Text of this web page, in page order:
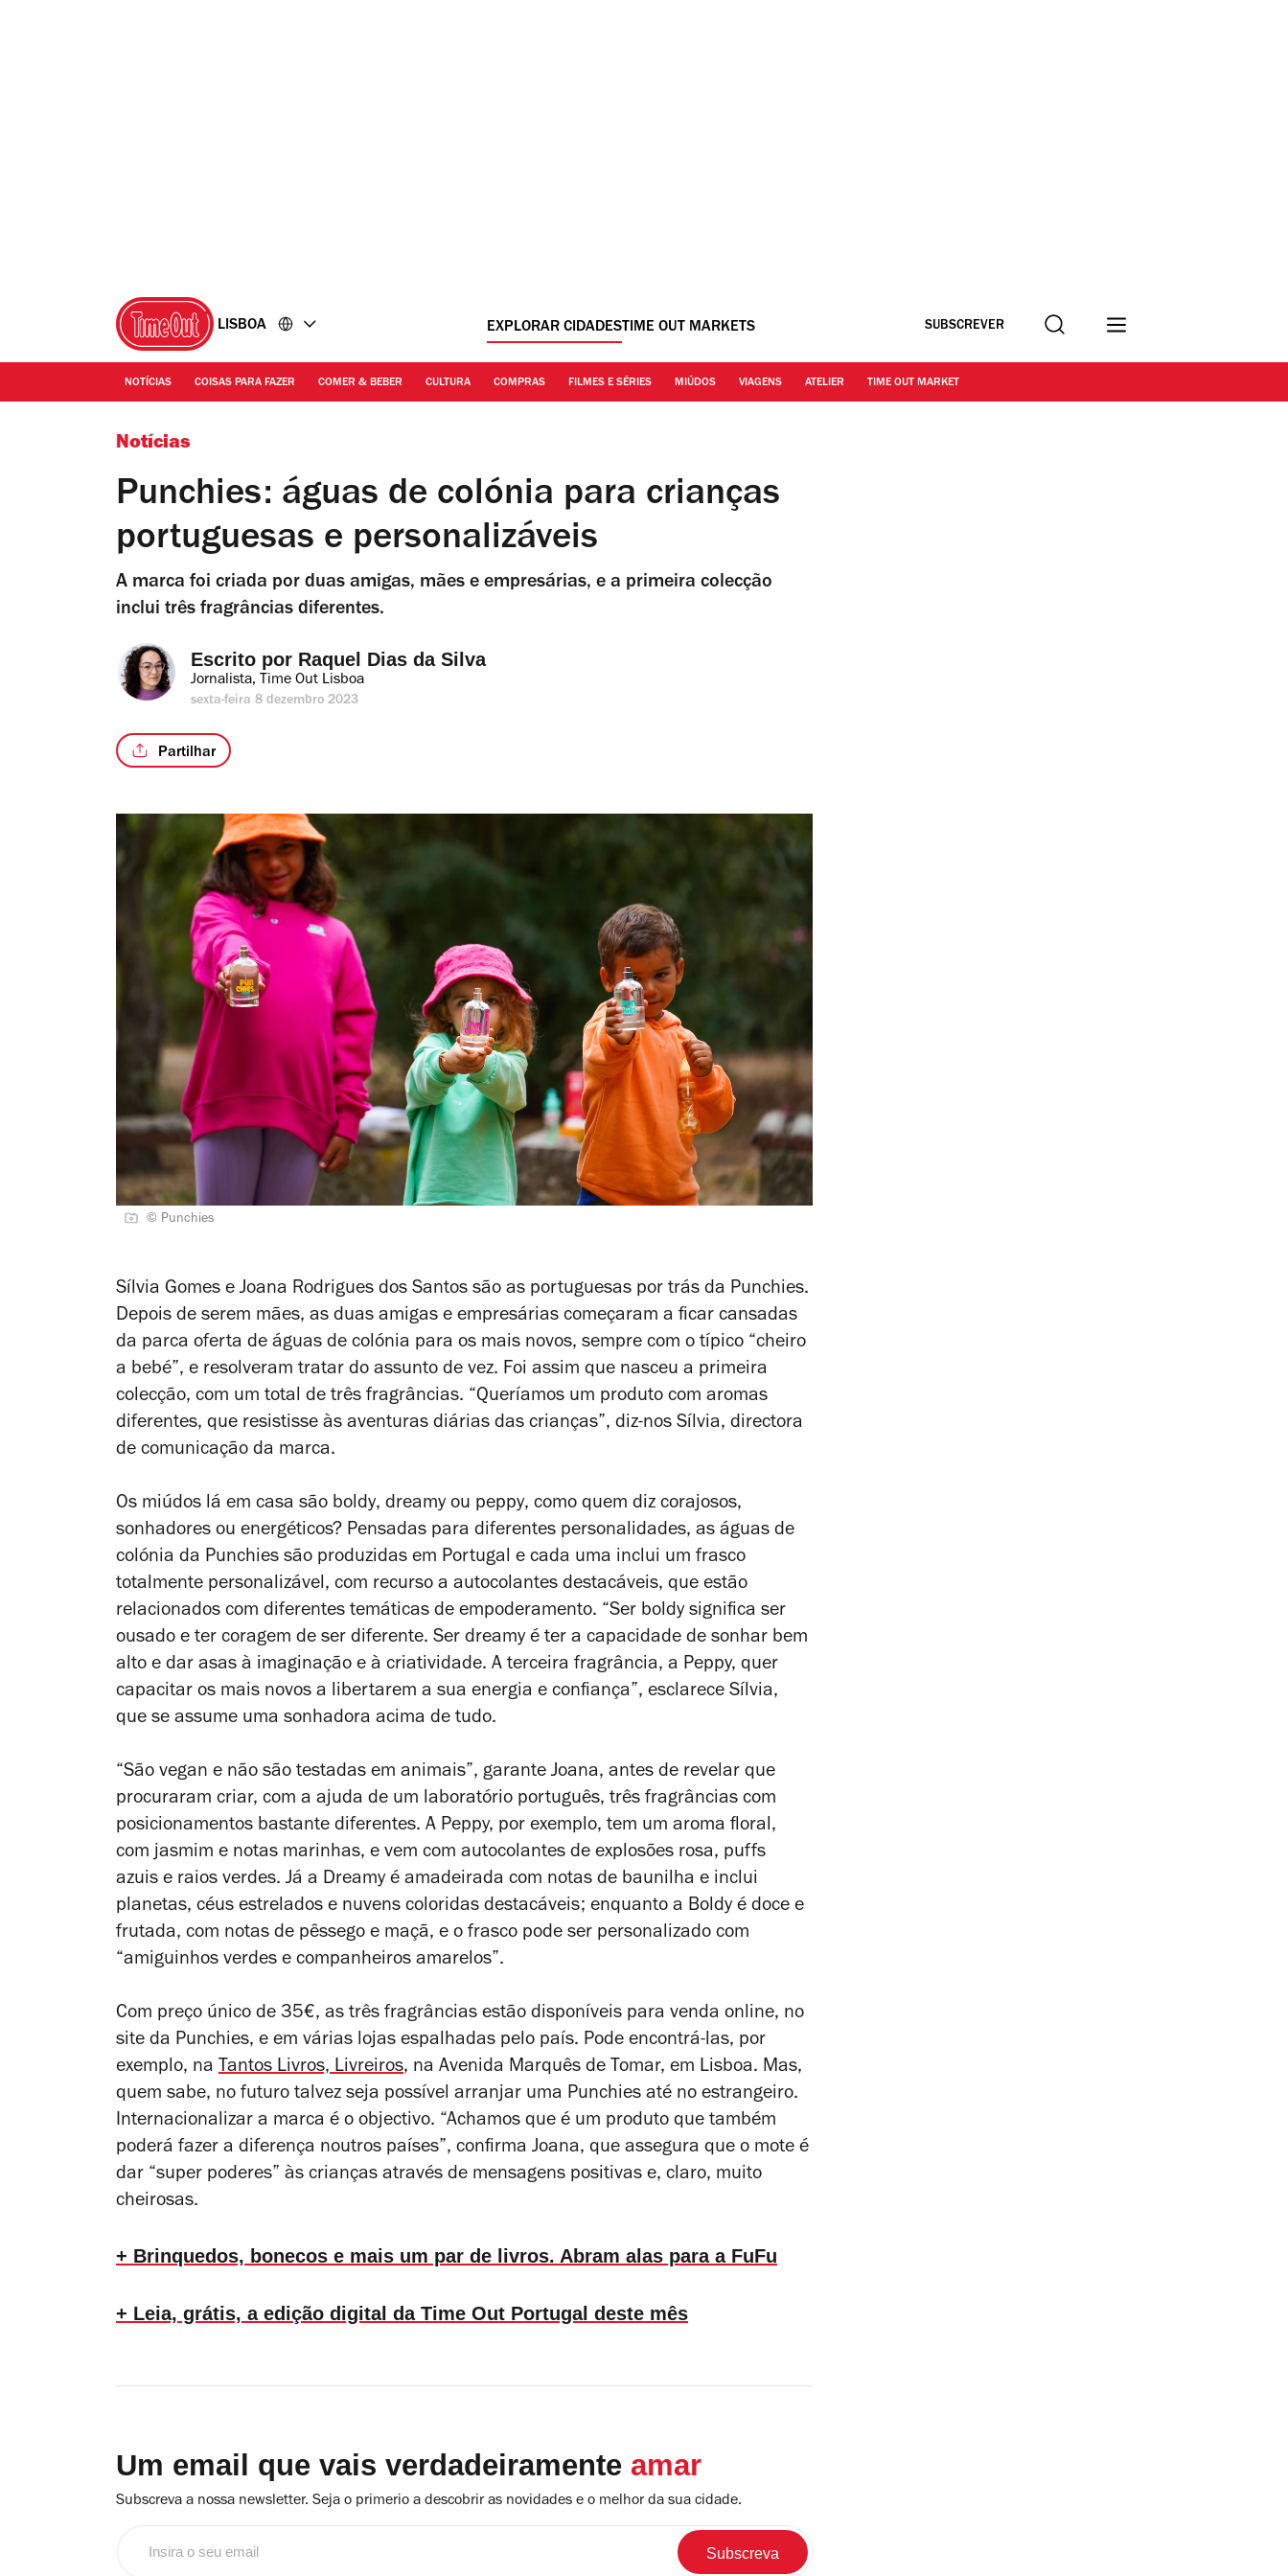
LISBOA EXPLORAR CIDADESTIME OUT MARKETS SUBSCREVER Procurar
NOTÍCIAS COISAS PARA FAZER COMER & BEBER CULTURA COMPRAS FILMES E SÉRIES MIÚDOS VIAGENS ATELIER TIME OUT MARKET
Notícias
Punchies: águas de colónia para crianças
portuguesas e personalizáveis
A marca foi criada por duas amigas, mães e empresárias, e a primeira colecção
inclui três fragrâncias diferentes.
Escrito por Raquel Dias da Silva
Jornalista, Time Out Lisboa
sexta-feira 8 dezembro 2023
Partilhar
© Punchies
Sílvia Gomes e Joana Rodrigues dos Santos são as portuguesas por trás da Punchies.
Depois de serem mães, as duas amigas e empresárias começaram a ficar cansadas
da parca oferta de águas de colónia para os mais novos, sempre com o típico “cheiro
a bebé”, e resolveram tratar do assunto de vez. Foi assim que nasceu a primeira
colecção, com um total de três fragrâncias. “Queríamos um produto com aromas
diferentes, que resistisse às aventuras diárias das crianças”, diz-nos Sílvia, directora
de comunicação da marca.
Os miúdos lá em casa são boldy, dreamyou peppy, como quem diz corajosos,
sonhadores ou energéticos? Pensadas para diferentes personalidades, as águas de
colónia da Punchies são produzidas em Portugal e cada uma inclui um frasco
totalmente personalizável, com recurso a autocolantes destacáveis, que estão
relacionados com diferentes temáticas de empoderamento. “Ser boldysignifica ser
ousado e ter coragem de ser diferente. Ser dreamyé ter a capacidade de sonhar bem
alto e dar asas à imaginação e à criatividade. A terceira fragrância, a Peppy, quer
capacitar os mais novos a libertarem a sua energia e confiança”, esclarece Sílvia,
que se assume uma sonhadora acima de tudo.
“São vegan e não são testadas em animais”, garante Joana, antes de revelar que
procuraram criar, com a ajuda de um laboratório português, três fragrâncias com
posicionamentos bastante diferentes. A Peppy, por exemplo, tem um aroma floral,
com jasmim e notas marinhas, e vem com autocolantes de explosões rosa, puffs
azuis e raios verdes. Já a Dreamy é amadeirada com notas de baunilha e inclui
planetas, céus estrelados e nuvens coloridas destacáveis; enquanto a Boldy é doce e
frutada, com notas de pêssego e maçã, e o frasco pode ser personalizado com
“amiguinhos verdes e companheiros amarelos”.
Com preço único de 35€, as três fragrâncias estão disponíveis para venda online, no
site da Punchies, e em várias lojas espalhadas pelo país. Pode encontrá-las, por
exemplo, na Tantos Livros, Livreiros, na Avenida Marquês de Tomar, em Lisboa. Mas,
quem sabe, no futuro talvez seja possível arranjar uma Punchies até no estrangeiro.
Internacionalizar a marca é o objectivo. “Achamos que é um produto que também
poderá fazer a diferença noutros países”, confirma Joana, que assegura que o mote é
dar “super poderes” às crianças através de mensagens positivas e, claro, muito
cheirosas.
+ Brinquedos, bonecos e mais um par de livros. Abram alas para a FuFu
+ Leia, grátis, a edição digital da Time Out Portugal deste mês
Um email que vais verdadeiramente amar
Subscreva a nossa newsletter. Seja o primerio a descobrir as novidades e o melhor da sua cidade.